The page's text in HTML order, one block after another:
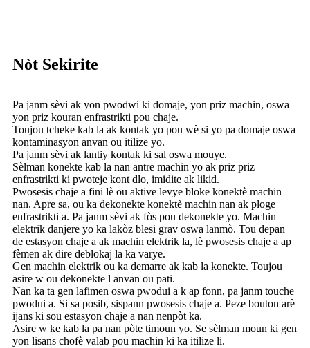
Nòt Sekirite
Pa janm sèvi ak yon pwodwi ki domaje, yon priz machin, oswa
yon priz kouran enfrastrikti pou chaje.
Toujou tcheke kab la ak kontak yo pou wè si yo pa domaje oswa
kontaminasyon anvan ou itilize yo.
Pa janm sèvi ak lantiy kontak ki sal oswa mouye.
Sèlman konekte kab la nan antre machin yo ak priz priz
enfrastrikti ki pwoteje kont dlo, imidite ak likid.
Pwosesis chaje a fini lè ou aktive levye bloke konektè machin
nan. Apre sa, ou ka dekonekte konektè machin nan ak ploge
enfrastrikti a. Pa janm sèvi ak fòs pou dekonekte yo. Machin
elektrik danjere yo ka lakòz blesi grav oswa lanmò. Tou depan
de estasyon chaje a ak machin elektrik la, lè pwosesis chaje a ap
fèmen ak dire deblokaj la ka varye.
Gen machin elektrik ou ka demarre ak kab la konekte. Toujou
asire w ou dekonekte l anvan ou pati.
Nan ka ta gen lafimen oswa pwodui a k ​​ap fonn, pa janm touche
pwodui a. Si sa posib, sispann pwosesis chaje a. Peze bouton arè
ijans ki sou estasyon chaje a nan nenpòt ka.
Asire w ke kab la pa nan pòte timoun yo. Se sèlman moun ki gen
yon lisans chofè valab pou machin ki ka itilize li.